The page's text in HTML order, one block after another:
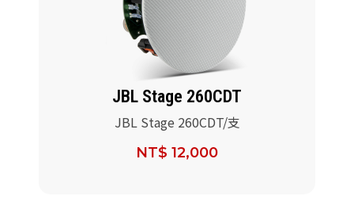
JBL Stage 260CDT
JBL Stage 260CDT/支
NT$ 12,000